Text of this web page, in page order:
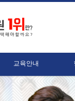
교육안내